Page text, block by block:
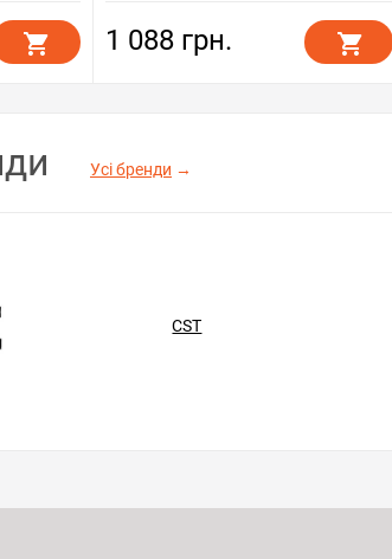
1 088 грн.
Усі бренди →
CST